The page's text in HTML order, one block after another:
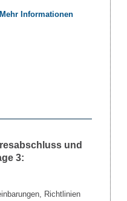
Mehr Informationen
und
3:
Richtlinien